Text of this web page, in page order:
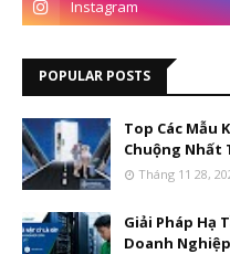
POPULAR POSTS
Top Các Mẫu
Chuộng Nhất
Tháng 11 28,
Giải Pháp Hạ
Doanh